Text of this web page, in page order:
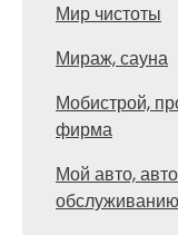
Мир чистоты
Мираж, сауна
Мобистрой,
фирма
Мой авто,